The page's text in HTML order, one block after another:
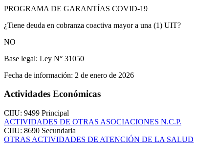
PROGRAMA DE GARANTÍAS COVID-19
¿Tiene deuda en cobranza coactiva mayor a una (1) UIT?
NO
Base legal: Ley N° 31050
Fecha de información: 2 de enero de 2026
Actividades Económicas
CIIU: 9499 Principal
ACTIVIDADES DE OTRAS ASOCIACIONES N.C.P.
CIIU: 8690 Secundaria
OTRAS ACTIVIDADES DE ATENCIÓN DE LA SALUD